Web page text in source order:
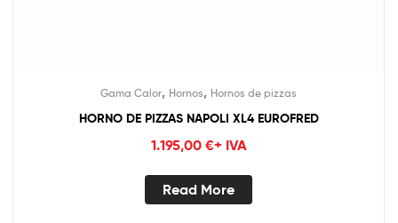
Gama Calor, Hornos, Hornos de pizzas
HORNO DE PIZZAS NAPOLI XL4 EUROFRED
1.195,00 €+ IVA
Read More